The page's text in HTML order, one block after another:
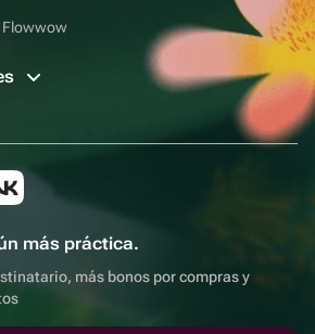
Flowwow
más práctica.
más bonos por compras y